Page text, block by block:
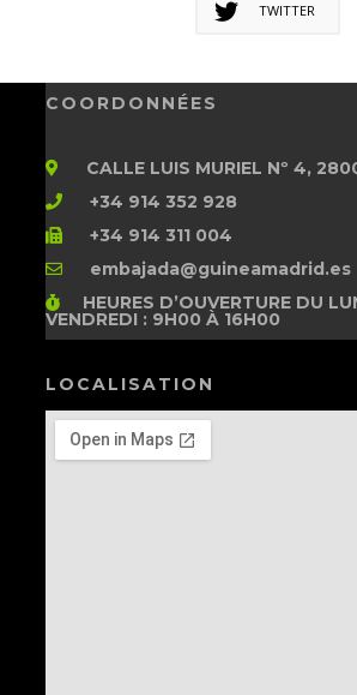
TWITTER
COORDONNÉES
CALLE LUIS MURIEL Nº 4,
+34 914 352 928
+34 914 311 004
embajada@guineamadrid.es
HEURES D’OUVERTUREDU
VENDREDI : 9H00 À 16H00
LOCALISATION